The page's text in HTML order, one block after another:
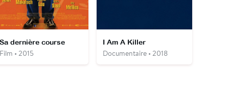
dernière course
• 2015
I Am A Killer
Documentaire • 2018